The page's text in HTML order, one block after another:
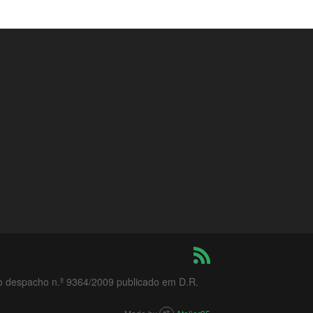
n.º 9364/2009 publicado em D.R.